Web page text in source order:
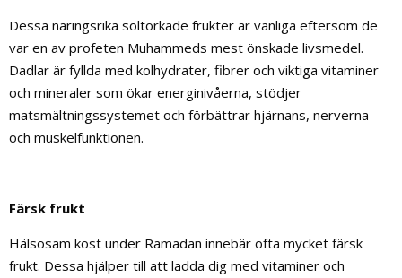
Dessa näringsrika soltorkade frukter är vanliga eftersom de
var en av profeten Muhammeds mest önskade livsmedel.
Dadlar är fyllda med kolhydrater, fibrer och viktiga vitaminer
och mineraler som ökar energinivåerna, stödjer
matsmältningssystemet och förbättrar hjärnans, nerverna
och muskelfunktionen.
Färsk frukt
Hälsosam kost under Ramadan innebär ofta mycket färsk
frukt. Dessa hjälper till att ladda dig med vitaminer och